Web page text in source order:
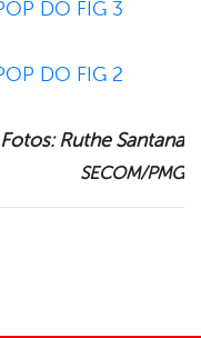
Fotos: Ruthe Santana
SECOM/PMG